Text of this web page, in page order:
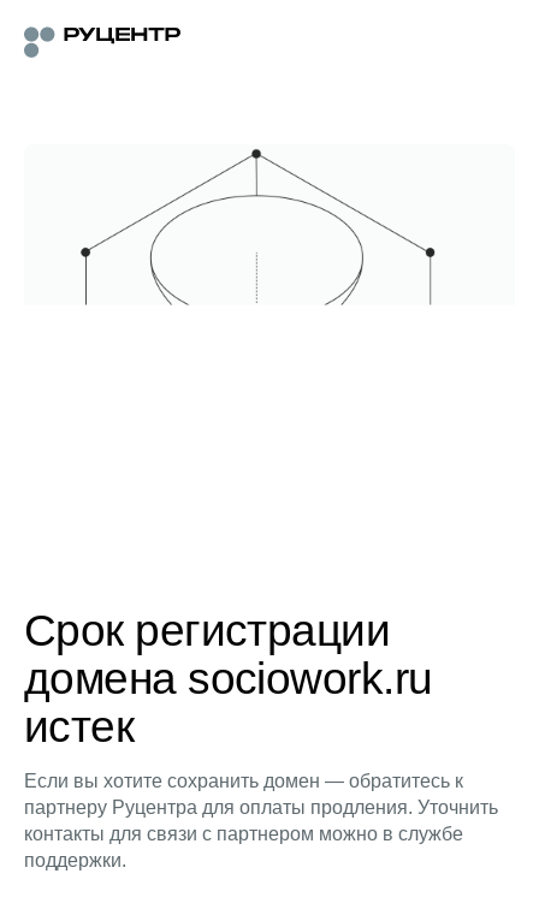
Срок регистрации
домена sociowork.ru
истек
Если вы хотите сохранить домен — обратитесь к
партнеру Руцентра для оплаты продления. Уточнить
контакты для связи с партнером можно в службе
поддержки.